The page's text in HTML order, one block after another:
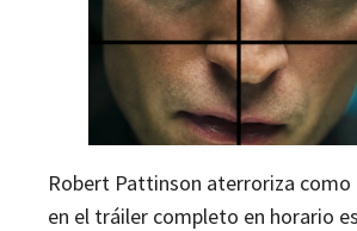
Robert Pattinson aterroriza como
en el tráiler completo en horario